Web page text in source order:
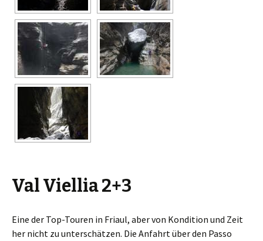
Val Viellia 2+3
Eine der Top-Touren in Friaul, aber von Kondition und Zeit
her nicht zu unterschätzen. Die Anfahrt über den Passo